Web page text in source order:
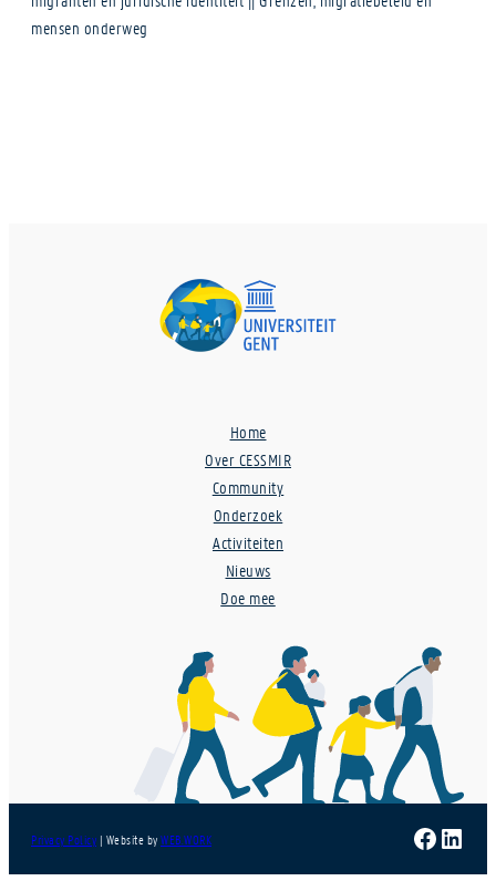
mensen onderweg
Home
Over CESSMIR
Community
Onderzoek
Activiteiten
Nieuws
Doe mee
Privacy Policy | Website byWEB.WORK